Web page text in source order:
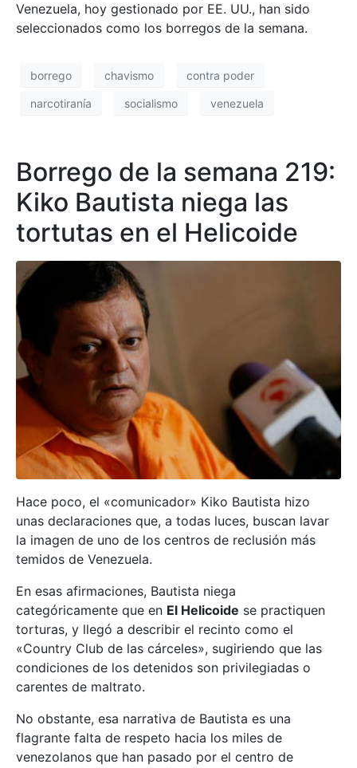
Venezuela, hoy gestionado por EE. UU., han sido
seleccionados como los borregos de la semana.
borrego chavismo contra poder
narcotiranía socialismo venezuela
Borrego de la semana 219:
Kiko Bautista niega las
tortutas en el Helicoide
Hace poco, el «comunicador» Kiko Bautista hizo
unas declaraciones que, a todas luces, buscan lavar
la imagen de uno de los centros de reclusión más
temidos de Venezuela.
En esas afirmaciones, Bautista niega
categóricamente que en El Helicoide se practiquen
torturas, y llegó a describir el recinto como el
«Country Club de las cárceles», sugiriendo que las
condiciones de los detenidos son privilegiadas o
carentes de maltrato.
No obstante, esa narrativa de Bautista es una
flagrante falta de respeto hacia los miles de
venezolanos que han pasado por el centro de